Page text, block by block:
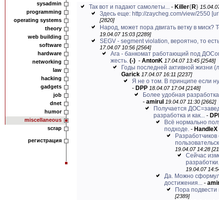
sysadmin
programming
operating systems
theory
web building
software
hardware
networking
law
hacking
gadgets
job
dnet
humor
miscellaneous
scrap
регистрация
Так вот и падают самолеты... - Killer{R}
Здесь еще: http://zaycheg.com/view/2550
[2820]
Народ, может пора двигать ветку в миск?
19.04.07 15:03 [2289]
SEGV - segment violation, вероятно, то
17.04.07 10:56 [2564]
Ага - банкомат работающий под
жесть. (-) - AntonK 17.04.07 13:45 [2548]
Годы последней активной жизни
Garick 17.04.07 16:11 [2237]
Я не о том. В принципе если
- DPP 18.04.07 17:04 [2148]
Более удобная
- amirul 19.04.07 11:30 [2662]
Получается
разработка и как... -
Всё нормально
подходе. - HandleX
19.04.07 14:28
Сейчас
19.04.07
Да. Можно
достижения... -
Пора подвести
[2389]